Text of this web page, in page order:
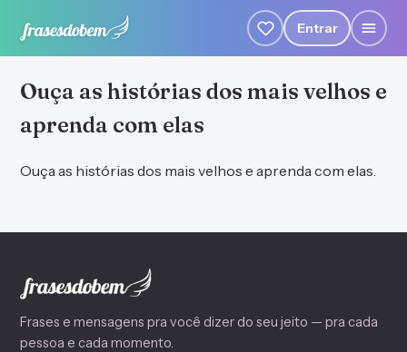
Entrar
Ouça as histórias dos mais velhos e
aprenda com elas
Ouça as histórias dos mais velhos e aprenda com elas.
Frases e mensagens pra você dizer do seu jeito — pra cada
pessoa e cada momento.